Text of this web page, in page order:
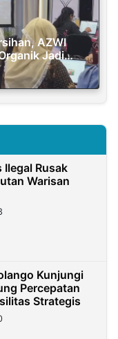
AZWI
Jadi
Ilegal Rusak
Warisan
Kunjungi
Percepatan
Strategis